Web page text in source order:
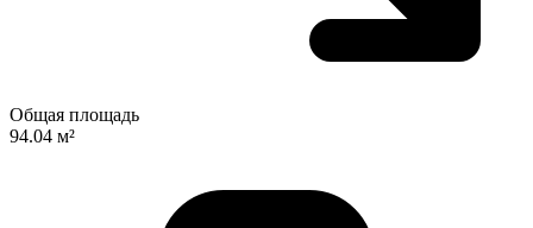
Общая площадь
94.04 м²